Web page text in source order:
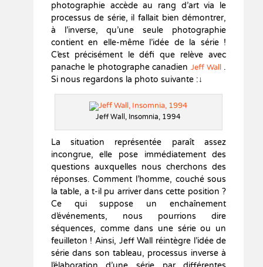
photographie accède au rang d’art via le
processus de série, il fallait bien démontrer,
à l’inverse, qu’une seule photographie
contient en elle-même l’idée de la série !
C’est précisément le défi que relève avec
panache le photographe canadienJeff Wall .
Si nous regardons la photo suivante :↓
Jeff Wall, Insomnia, 1994
La situation représentée paraît assez
incongrue, elle pose immédiatement des
questions auxquelles nous cherchons des
réponses. Comment l’homme, couché sous
la table, a t-il pu arriver dans cette position ?
Ce qui suppose un enchaînement
d’événements, nous pourrions dire
séquences, comme dans une série ou un
feuilleton ! Ainsi, Jeff Wall réintègre l’idée de
série dans son tableau, processus inverse à